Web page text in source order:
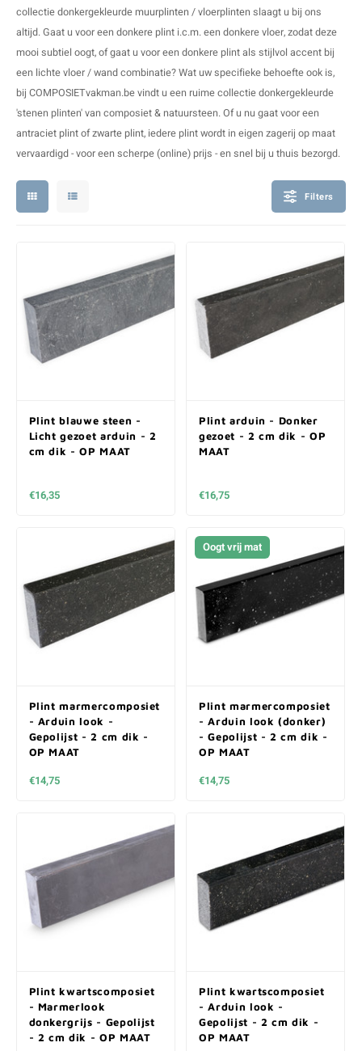
collectie donkergekleurde muurplinten / vloerplinten slaagt u bij ons
altijd. Gaat u voor een donkere plint i.c.m. een donkere vloer, zodat deze
mooi subtiel oogt, of gaat u voor een donkere plint als stijlvol accent bij
een lichte vloer / wand combinatie? Wat uw specifieke behoefte ook is,
bij COMPOSIETvakman.be vindt u een ruime collectie donkergekleurde
'stenen plinten' van composiet & natuursteen. Of u nu gaat voor een
antraciet plintofzwarte plint, iedere plint wordt in eigen zagerij op maat
vervaardigd - voor een scherpe (online) prijs - en snel bij u thuis bezorgd.
Filters
Plint blauwe steen -
Licht gezoet arduin - 2
cm dik - OP MAAT
€16,35
Plint arduin - Donker
gezoet - 2 cm dik - OP
MAAT
€16,75
Plint marmercomposiet
- Arduin look -
Gepolijst - 2 cm dik -
OP MAAT
€14,75
Oogt vrij mat
Plint marmercomposiet
- Arduin look (donker)
- Gepolijst - 2 cm dik -
OP MAAT
€14,75
Plint kwartscomposiet
- Marmerlook
donkergrijs - Gepolijst
- 2 cm dik - OP MAAT
Plint kwartscomposiet
- Arduin look -
Gepolijst - 2 cm dik -
OP MAAT